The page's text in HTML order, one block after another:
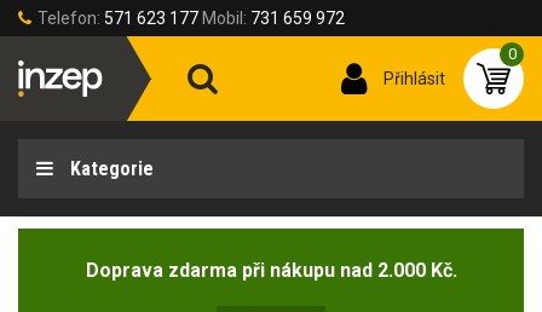
Telefon: 571 623 177 Mobil: 731 659 972
Přihlásit
0
Kategorie
Doprava zdarma při nákupu nad 2.000 Kč.